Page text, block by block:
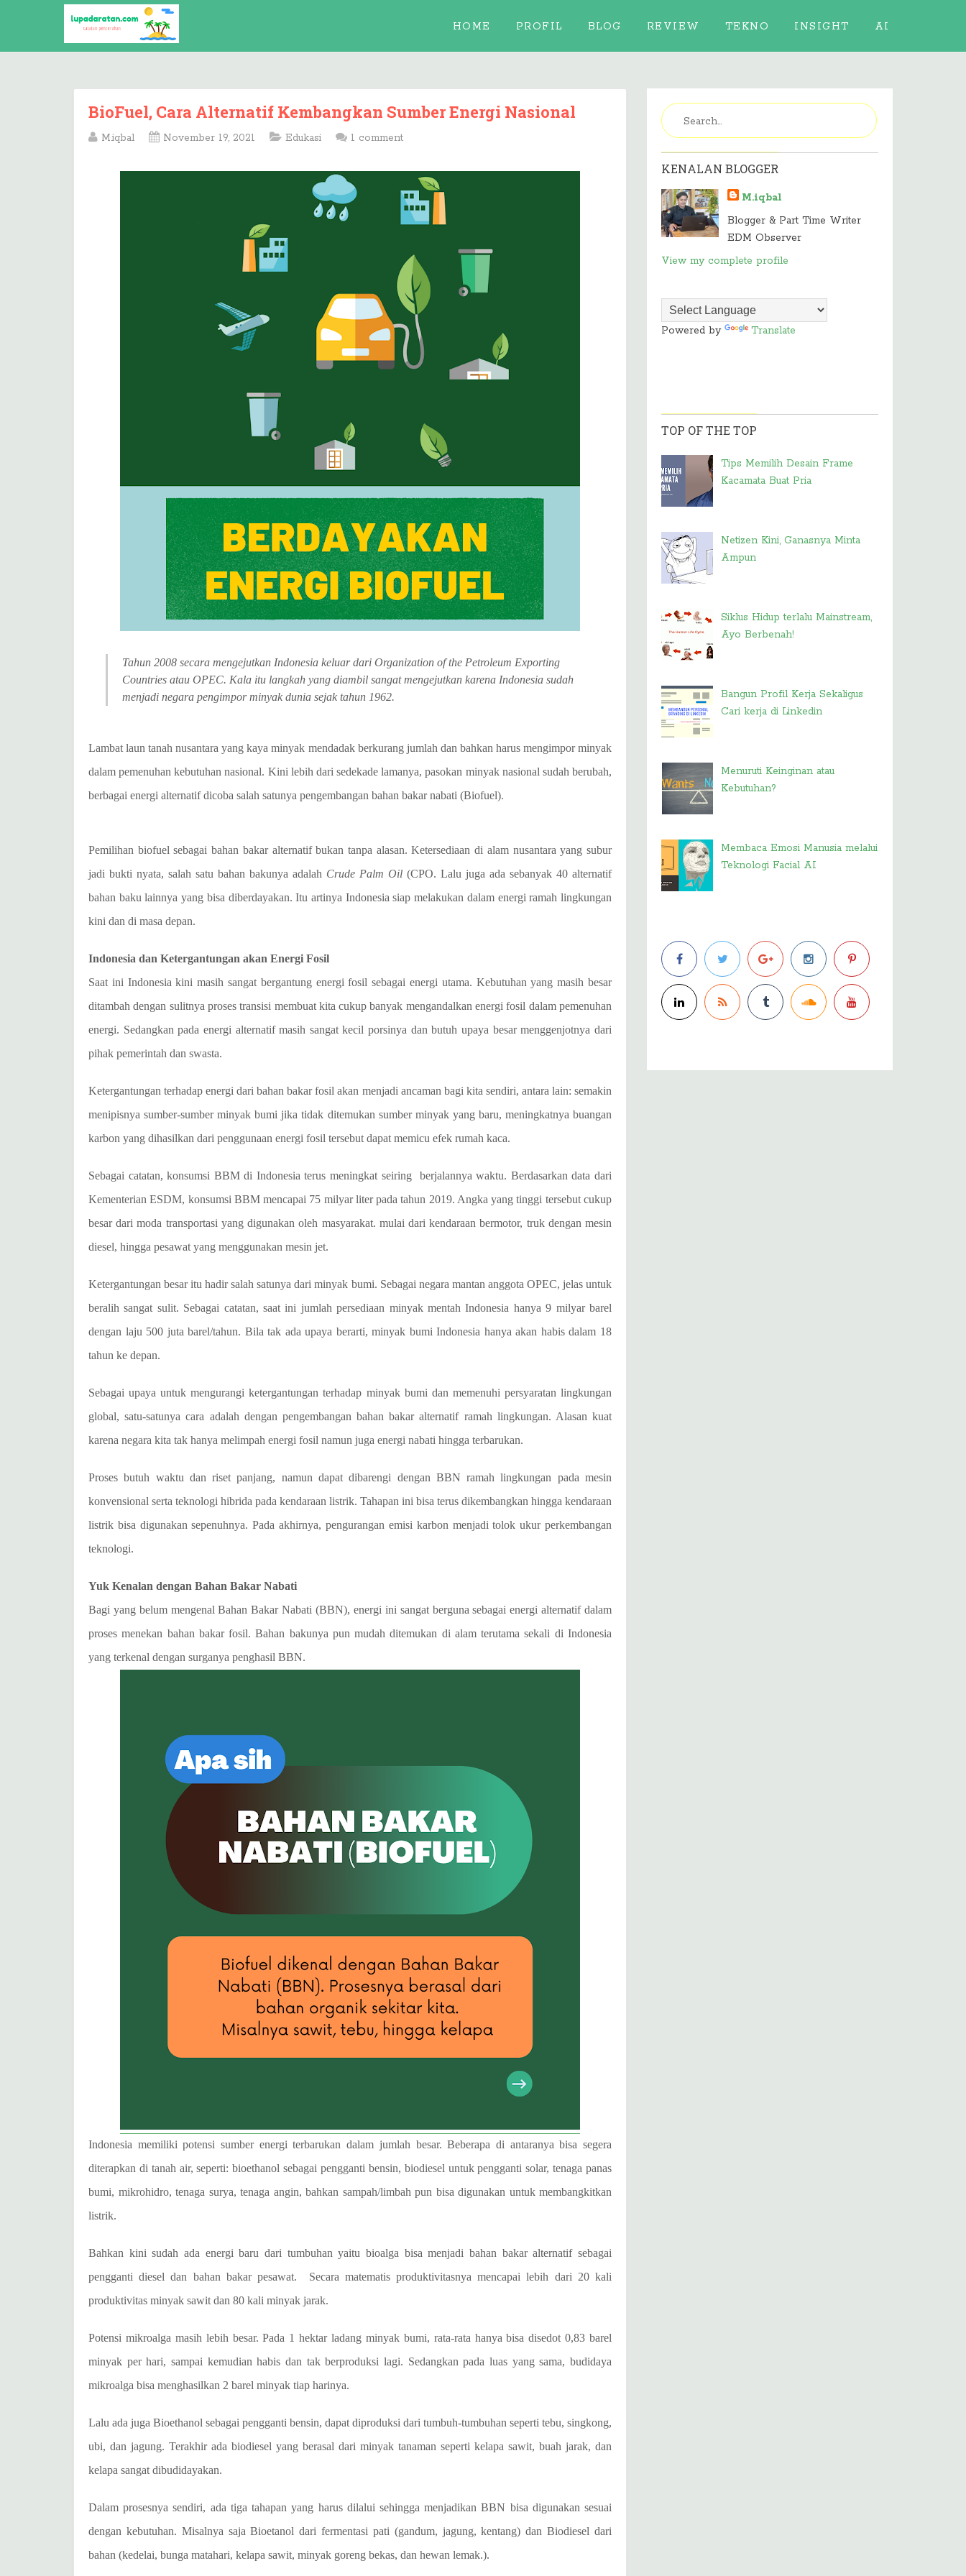
HOME PROFIL BLOG REVIEW TEKNO INSIGHT AI
BioFuel, Cara Alternatif Kembangkan Sumber Energi Nasional
M.iqbal November 19, 2021 Edukasi 1 comment
Tahun 2008 secara mengejutkan Indonesia keluar dari Organization of the Petroleum Exporting
Countries atau OPEC. Kala itu langkah yang diambil sangat mengejutkan karena Indonesia sudah
menjadi negara pengimpor minyak dunia sejak tahun 1962.
Lambat laun tanah nusantara yang kaya minyak mendadak berkurang jumlah dan bahkan harus mengimpor minyak
dalam pemenuhan kebutuhan nasional. Kini lebih dari sedekade lamanya, pasokan minyak nasional sudah berubah,
berbagai energi alternatif dicoba salah satunya pengembangan bahan bakar nabati (Biofuel).
Pemilihan biofuel sebagai bahan bakar alternatif bukan tanpa alasan. Ketersediaan di alam nusantara yang subur
jadi bukti nyata, salah satu bahan bakunya adalah Crude Palm Oil (CPO. Lalu juga ada sebanyak 40 alternatif
bahan baku lainnya yang bisa diberdayakan. Itu artinya Indonesia siap melakukan dalam energi ramah lingkungan
kini dan di masa depan.
Indonesia dan Ketergantungan akan Energi Fosil
Saat ini Indonesia kini masih sangat bergantung energi fosil sebagai energi utama. Kebutuhan yang masih besar
ditambah dengan sulitnya proses transisi membuat kita cukup banyak mengandalkan energi fosil dalam pemenuhan
energi. Sedangkan pada energi alternatif masih sangat kecil porsinya dan butuh upaya besar menggenjotnya dari
pihak pemerintah dan swasta.
Ketergantungan terhadap energi dari bahan bakar fosil akan menjadi ancaman bagi kita sendiri, antara lain: semakin
menipisnya sumber-sumber minyak bumi jika tidak ditemukan sumber minyak yang baru, meningkatnya buangan
karbon yang dihasilkan dari penggunaan energi fosil tersebut dapat memicu efek rumah kaca.
Sebagai catatan, konsumsi BBM di Indonesia terus meningkat seiring
berjalannya waktu. Berdasarkan data dari
Kementerian ESDM, konsumsi BBM mencapai 75 milyar liter pada tahun 2019. Angka yang tinggi tersebut cukup
besar dari moda transportasi yang digunakan oleh masyarakat. mulai dari kendaraan bermotor, truk dengan mesin
diesel, hingga pesawat yang menggunakan mesin jet.
Ketergantungan besar itu hadir salah satunya dari minyak bumi. Sebagai negara mantan anggota OPEC, jelas untuk
beralih sangat sulit. Sebagai catatan, saat ini jumlah persediaan minyak mentah Indonesia hanya 9 milyar barel
dengan laju 500 juta barel/tahun. Bila tak ada upaya berarti, minyak bumi Indonesia hanya akan habis dalam 18
tahun ke depan.
Sebagai upaya untuk mengurangi ketergantungan terhadap minyak bumi dan memenuhi persyaratan lingkungan
global, satu-satunya cara adalah dengan pengembangan bahan bakar alternatif ramah lingkungan. Alasan kuat
karena negara kita tak hanya melimpah energi fosil namun juga energi nabati hingga terbarukan.
Proses butuh waktu dan riset panjang, namun dapat dibarengi dengan BBN ramah lingkungan pada mesin
konvensional serta teknologi hibrida pada kendaraan listrik. Tahapan ini bisa terus dikembangkan hingga kendaraan
listrik bisa digunakan sepenuhnya. Pada akhirnya, pengurangan emisi karbon menjadi tolok ukur perkembangan
teknologi.
Yuk Kenalan dengan Bahan Bakar Nabati
Bagi yang belum mengenal Bahan Bakar Nabati (BBN), energi ini sangat berguna sebagai energi alternatif dalam
proses menekan bahan bakar fosil. Bahan bakunya pun mudah ditemukan di alam terutama sekali di Indonesia
yang terkenal dengan surganya penghasil BBN.
Indonesia memiliki potensi sumber energi terbarukan dalam jumlah besar. Beberapa di antaranya bisa segera
diterapkan di tanah air, seperti: bioethanol sebagai pengganti bensin, biodiesel untuk pengganti solar, tenaga panas
bumi, mikrohidro, tenaga surya, tenaga angin, bahkan sampah/limbah pun bisa digunakan untuk membangkitkan
listrik.
Bahkan kini sudah ada energi baru dari tumbuhan yaitu bioalga bisa menjadi bahan bakar alternatif sebagai
pengganti diesel dan bahan bakar pesawat.
Secara matematis produktivitasnya mencapai lebih dari 20 kali
produktivitas minyak sawit dan 80 kali minyak jarak.
Potensi mikroalga masih lebih besar. Pada 1 hektar ladang minyak bumi, rata-rata hanya bisa disedot 0,83 barel
minyak per hari, sampai kemudian habis dan tak berproduksi lagi. Sedangkan pada luas yang sama, budidaya
mikroalga bisa menghasilkan 2 barel minyak tiap harinya.
Lalu ada juga Bioethanol sebagai pengganti bensin, dapat diproduksi dari tumbuh-tumbuhan seperti tebu, singkong,
ubi, dan jagung. Terakhir ada biodiesel yang berasal dari minyak tanaman seperti kelapa sawit, buah jarak, dan
kelapa sangat dibudidayakan.
Dalam prosesnya sendiri, ada tiga tahapan yang harus dilalui sehingga menjadikan BBN bisa digunakan sesuai
dengan kebutuhan. Misalnya saja Bioetanol dari fermentasi pati (gandum, jagung, kentang) dan Biodiesel dari
bahan (kedelai, bunga matahari, kelapa sawit, minyak goreng bekas, dan hewan lemak.).
KENALAN BLOGGER
M.iqbal
Blogger & Part Time Writer
EDM Observer
View my complete profile
Powered by Translate
TOP OF THE TOP
Tips Memilih Desain Frame
Kacamata Buat Pria
Netizen Kini, Ganasnya Minta
Ampun
Siklus Hidup terlalu Mainstream,
Ayo Berbenah!
Bangun Profil Kerja Sekaligus
Cari kerja di Linkedin
Menuruti Keinginan atau
Kebutuhan?
Membaca Emosi Manusia melalui
Teknologi Facial AI